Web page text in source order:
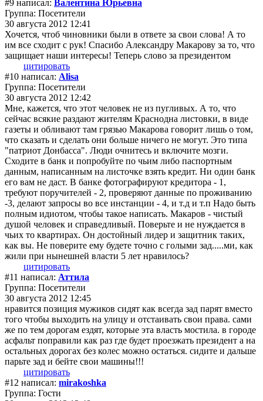
#9 написал: Валентина Юрьевна
Группа: Посетители
30 августа 2012 12:41
Хочется, чтоб чиновники были в ответе за свои слова! А то
им все сходит с рук! Спасибо Александру Макарову за то, что
защищает наши интересы! Теперь слово за президентом
цитировать
#10 написал: Alisa
Группа: Посетители
30 августа 2012 12:42
Мне, кажется, что этот человек не из пугливых. А то, что
сейчас всякие раздают жителям Краснодна листовки, в виде
газеты и обливают там грязью Макарова говорит лишь о том,
что сказать и сделать они больше ничего не могут. Это типа
"патриот Донбасса". Люди очнитесь и включите мозги.
Сходите в банк и попробуйте по чьим либо паспортным
данным, написанным на листочке взять кредит. Ни один банк
его вам не даст. В банке фотографируют кредитора - 1,
требуют поручителей - 2, проверяют данные по проживанию
-3, делают запросы во все инстанции - 4, и т.д и т.п Надо быть
полным идиотом, чтобы такое написать. Макаров - чистый
душой человек и справедливый. Поверьте и не нуждается в
чьих то квартирах. Он достойный лидер и защитник таких,
как вы. Не поверите ему будете точно с голыми зад.....ми, как
жили при нынешней власти 5 лет нравилось?
цитировать
#11 написал: Аттила
Группа: Посетители
30 августа 2012 12:45
нравится позиция мужиков сидят как всегда зад парят вместо
того чтобы выходить на улицу и отстаивать свои права. сами
же по тем дорогам ездят, которые эта власть мостила. в городе
асфальт поправили как раз где будет проезжать президент а на
остальных дорогах без колес можно остаться. сидите и дальше
парьте зад и бейте свои машины!!!
цитировать
#12 написал: mirakoshka
Группа: Гости